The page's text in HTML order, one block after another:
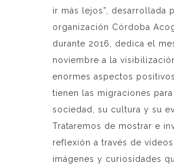
ir más lejos”, desarrollada
organización Córdoba
durante 2016, dedica el
noviembre a la
enormes aspectos
tienen las migraciones para
sociedad, su cultura y su
Trataremos de mostrar e
reflexión a través de vídeos,
imágenes y curiosidades